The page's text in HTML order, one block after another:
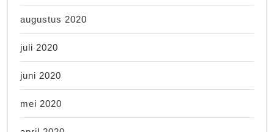
augustus 2020
juli 2020
juni 2020
mei 2020